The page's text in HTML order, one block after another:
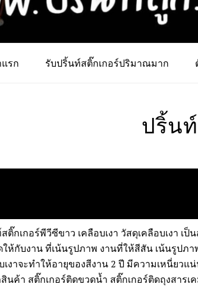
รก รับปริ้นท์สติ๊กเกอร์ปริมาณมาก
ปริ้น
ติ๊กเกอร์พีวีซีขาว เคลือบเงา วัสดุเคลือบเงา เป็
ห้กับงาน ที่เน้นรูปภาพ งานที่ให้สีสัน เน้นรูปภ
เงาจะทำให้อายุของสีงาน 2 ปี มีความเหนี่ยว
นค้า สติ๊กเกอร์ติดขวดน้ำ สติ๊กเกอร์ติดถุงสารเ